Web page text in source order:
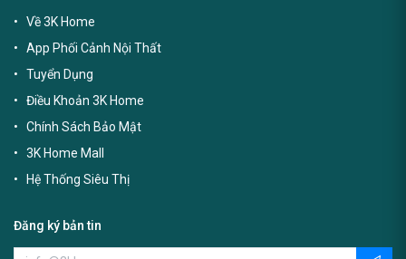
Về 3K Home
App Phối Cảnh Nội Thất
Tuyển Dụng
Điều Khoản 3K Home
Chính Sách Bảo Mật
3K Home Mall
Hệ Thống Siêu Thị
Đăng ký bản tin